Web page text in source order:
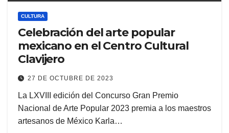
CULTURA
Celebración del arte popular
mexicano en el Centro Cultural
Clavijero
27 DE OCTUBRE DE 2023
La LXVIII edición del Concurso Gran Premio
Nacional de Arte Popular 2023 premia a los maestros
artesanos de México Karla…